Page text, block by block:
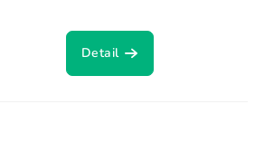
Detail